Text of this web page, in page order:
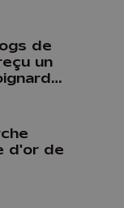
de
un
d'or de